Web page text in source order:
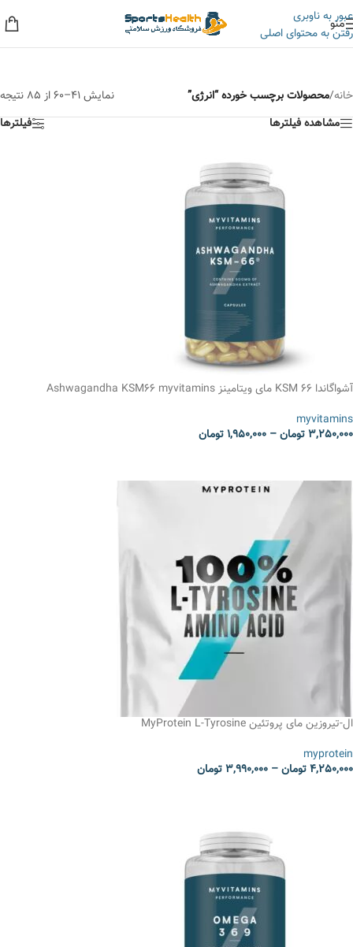
عبور به ناوبری
رفتن به محتوای اصلی
منو
خانه/محصولات برچسب خورده “انرژی”
نمایش 41–60 از 85 نتیجه
مشاهده فیلترها
فیلترها
آشواگاندا KSM 66 مای ویتامینز Ashwagandha KSM66 myvitamins
myvitamins
3,250,000تومان–
1,950,000تومان
ال-تیروزین مای پروتئین MyProtein L-Tyrosine
myprotein
4,250,000تومان–
3,990,000تومان